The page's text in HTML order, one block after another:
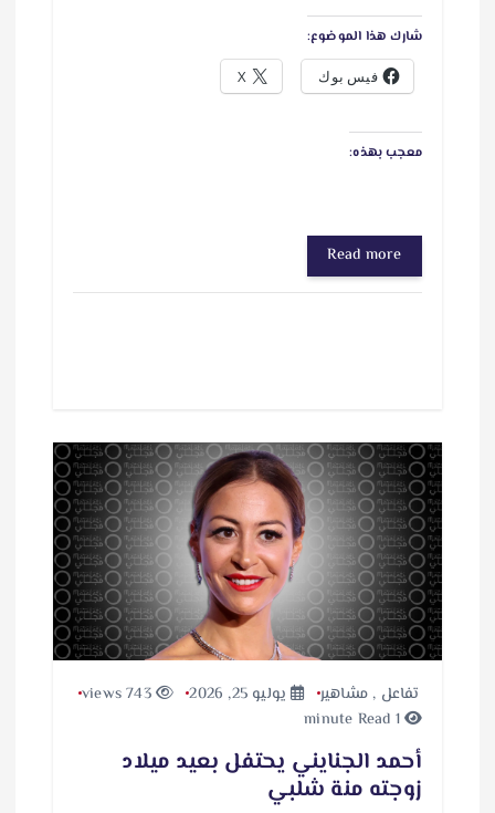
شارك هذا الموضوع:
فيس بوك X
معجب بهذه:
Read more
تفاعل , مشاهير يوليو 25, 2026
743 views
1 minute Read
أحمد الجنايني يحتفل بعيد ميلاد
زوجته منة شلبي